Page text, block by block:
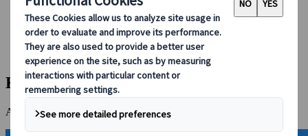
Japanspecialist
Reiseziele
Alle Reiseziele
Kirishima
Kirishima
Atemberaubende Natur und entspannende heisse Quellen